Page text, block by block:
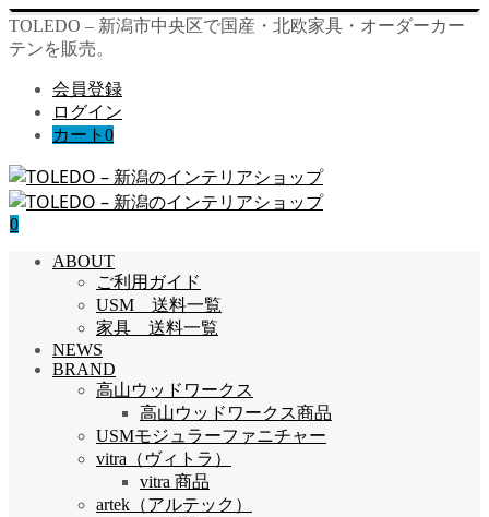
TOLEDO – 新潟市中央区で国産・北欧家具・オーダーカー
テンを販売。
会員登録
ログイン
カート 0
0
ABOUT
ご利用ガイド
USM 送料一覧
家具 送料一覧
NEWS
BRAND
高山ウッドワークス
高山ウッドワークス商品
USMモジュラーファニチャー
vitra（ヴィトラ）
vitra 商品
artek（アルテック）